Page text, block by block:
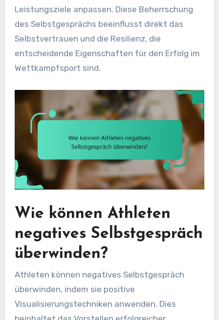
Leistungsziele anpassen. Diese Beherrschung
des Selbstgesprächs beeinflusst direkt das
Selbstvertrauen und die Resilienz, die
entscheidende Eigenschaften für den Erfolg im
Wettkampfsport sind.
Wie können Athleten
negatives Selbstgespräch
überwinden?
Athleten können negatives Selbstgespräch
überwinden, indem sie positive
Visualisierungstechniken anwenden. Dies